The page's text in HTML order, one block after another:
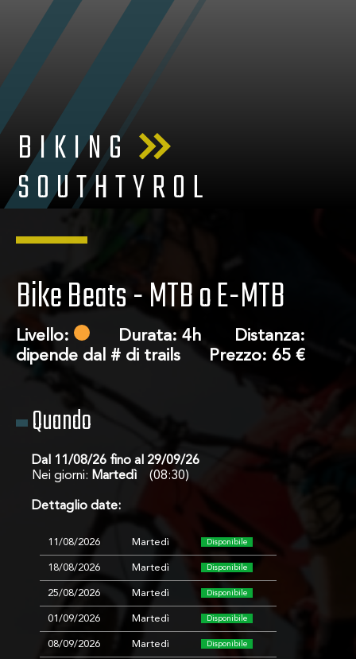
Tour
BIKING
SOUTHTYROL
Bike Beats - MTB o E-MTB
Livello:
Durata: 4h Distanza:
dipende dal # di trails Prezzo: 65 €
Quando
Dal 11/08/26 fino al 29/09/26
Nei giorni: Martedì(08:30)
Dettaglio date:
11/08/2026 Martedì Disponibile
18/08/2026 Martedì Disponibile
25/08/2026 Martedì Disponibile
01/09/2026 Martedì Disponibile
08/09/2026 Martedì Disponibile